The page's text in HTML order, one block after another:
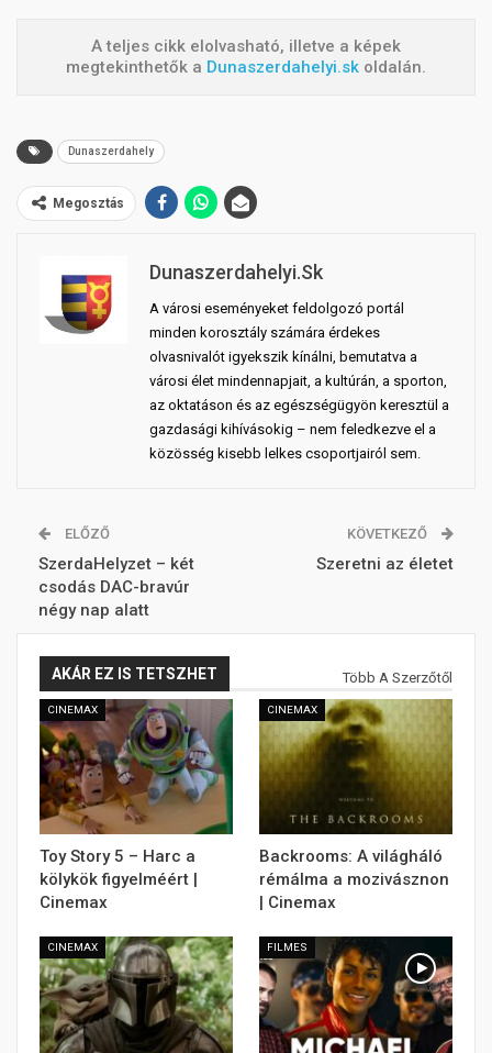
A teljes cikk elolvasható, illetve a képek
megtekinthetők a Dunaszerdahelyi.sk oldalán.
Dunaszerdahely
Megosztás
Dunaszerdahelyi.sk
A városi eseményeket feldolgozó portál
minden korosztály számára érdekes
olvasnivalót igyekszik kínálni, bemutatva a
városi élet mindennapjait, a kultúrán, a sporton,
az oktatáson és az egészségügyön keresztül a
gazdasági kihívásokig – nem feledkezve el a
közösség kisebb lelkes csoportjairól sem.
ELŐZŐ
SzerdaHelyzet – két
csodás DAC-bravúr
négy nap alatt
KÖVETKEZŐ
Szeretni az életet
AKÁR EZ IS TETSZHET Több A Szerzőtől
CINEMAX
Toy Story 5 – Harc a
kölykök figyelméért |
Cinemax
CINEMAX
Backrooms: A világháló
rémálma a mozivásznon
| Cinemax
CINEMAX FILMES